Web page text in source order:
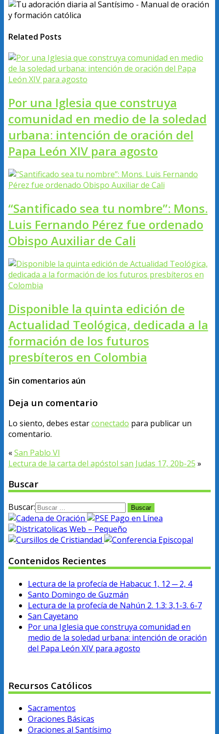
Related Posts
Por una Iglesia que construya
comunidad en medio de la soledad
urbana: intención de oración del
Papa León XIV para agosto
“Santificado sea tu nombre”: Mons.
Luis Fernando Pérez fue ordenado
Obispo Auxiliar de Cali
Disponible la quinta edición de
Actualidad Teológica, dedicada a la
formación de los futuros
presbíteros en Colombia
Sin comentarios aún
Deja un comentario
Lo siento, debes estarconectado para publicar un
comentario.
«San Pablo VI
Lectura de la carta del apóstol san Judas 17, 20b-25 »
Buscar
Buscar:
Contenidos Recientes
Lectura de la profecía de Habacuc 1, 12 ─ 2, 4
Santo Domingo de Guzmán
Lectura de la profecía de Nahún 2. 1.3: 3,1-3. 6-7
San Cayetano
Por una Iglesia que construya comunidad en
medio de la soledad urbana: intención de oración
del Papa León XIV para agosto
Recursos Católicos
Sacramentos
Oraciones Básicas
Oraciones al Santísimo